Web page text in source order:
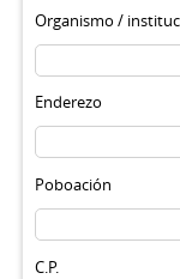
Organismo /
Enderezo
Poboación
C.P.